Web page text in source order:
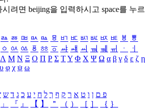
시려면 beijing을 입력하시고 space를 누르
ㅬ ㅭ ㅮ ㅯ ㅰ ㅱ ㅲ ㅳ ㅴ ㅵ ㅶ ㅷ ㅸ
ㅹ
ㆁ ㆂ ㆃ ㆄ ㆅ ㆆ ㆇ ㆈ ㆉ ㆊ ㆋ ㆌ ㆍ
ㆎ
Λ Μ Ν Ξ Ο Π Ρ Σ ΤΥ Φ Χ Ψ Ω α β γ δ ε ζ η
υ φ χ ψ ω
פ ם ן ו ט א ר ק ף ך ל ח י ע כ ג ד ש
」 『 』 【 】 ＂ （ ） ［ ］ ｛ ｝